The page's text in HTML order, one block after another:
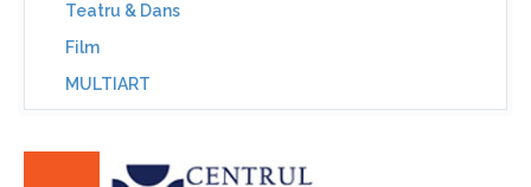
Teatru & Dans
Film
MULTIART